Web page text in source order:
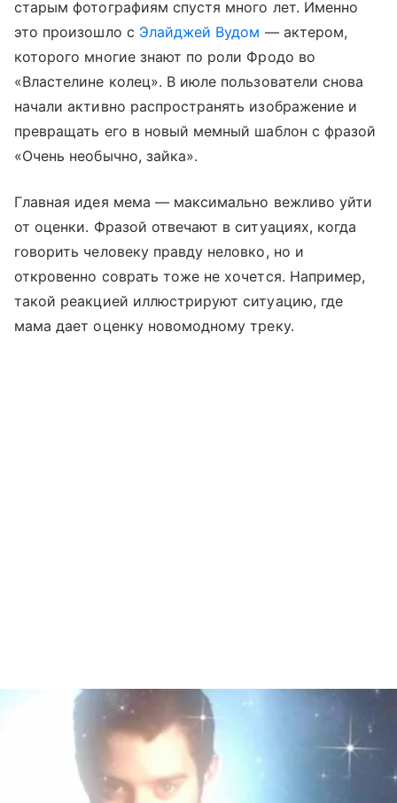
старым фотографиям спустя много лет. Именно
это произошло с Элайджей Вудом — актером,
которого многие знают по роли Фродо во
«Властелине колец». В июле пользователи снова
начали активно распространять изображение и
превращать его в новый мемный шаблон с фразой
«Очень необычно, зайка».
Главная идея мема — максимально вежливо уйти
от оценки. Фразой отвечают в ситуациях, когда
говорить человеку правду неловко, но и
откровенно соврать тоже не хочется. Например,
такой реакцией иллюстрируют ситуацию, где
мама дает оценку новомодному треку.